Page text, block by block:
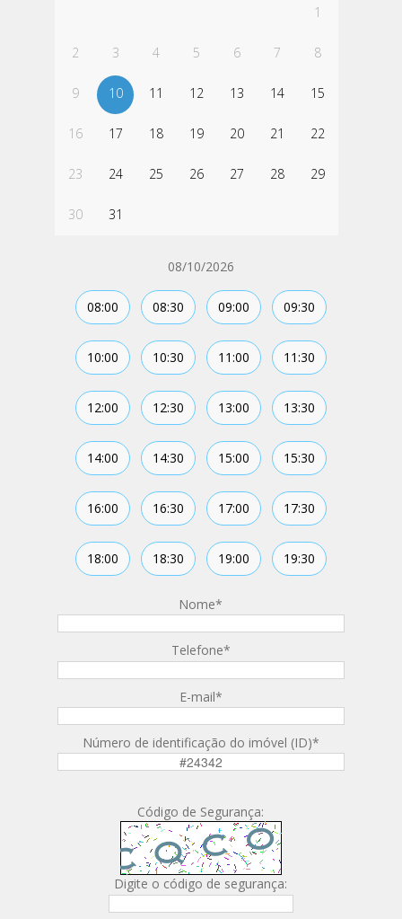
1
2 3 4 5 6 7 8
9 10 11 12 13 14 15
16 17 18 19 20 21 22
23 24 25 26 27 28 29
30 31
08/10/2026
08:00 08:30 09:00 09:30
10:00 10:30 11:00 11:30
12:00 12:30 13:00 13:30
14:00 14:30 15:00 15:30
16:00 16:30 17:00 17:30
18:00 18:30 19:00 19:30
Nome*
Telefone*
E-mail*
Número de identificação do imóvel (ID)*
Código de Segurança:
Digite o código de segurança: